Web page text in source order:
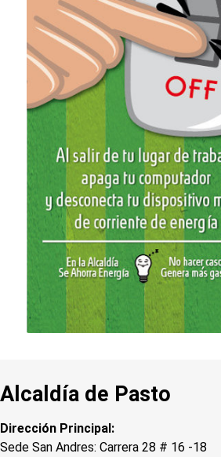
Alcaldía de Pasto
Dirección Principal:
Sede San Andres: Carrera 28 # 16 -18